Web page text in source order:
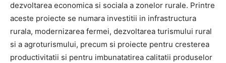
dezvoltarea economica si sociala a zonelor rurale. Printre
aceste proiecte se numara investitii in infrastructura
rurala, modernizarea fermei, dezvoltarea turismului rural
si a agroturismului, precum si proiecte pentru cresterea
productivitatii si pentru imbunatatirea calitatii produselor